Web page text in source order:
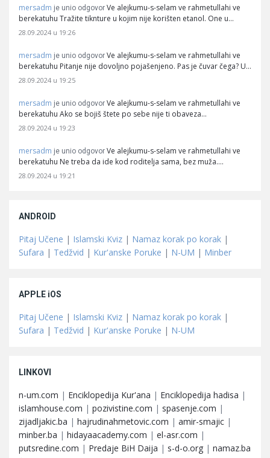
mersadm je unio odgovor Ve alejkumu-s-selam ve rahmetullahi ve
berekatuhu Tražite tiknture u kojim nije korišten etanol. One u…
28.09.2024 u 19:26
mersadm je unio odgovor Ve alejkumu-s-selam ve rahmetullahi ve
berekatuhu Pitanje nije dovoljno pojašenjeno. Pas je čuvar čega? U…
28.09.2024 u 19:25
mersadm je unio odgovor Ve alejkumu-s-selam ve rahmetullahi ve
berekatuhu Ako se bojiš štete po sebe nije ti obaveza…
28.09.2024 u 19:23
mersadm je unio odgovor Ve alejkumu-s-selam ve rahmetullahi ve
berekatuhu Ne treba da ide kod roditelja sama, bez muža.…
28.09.2024 u 19:21
ANDROID
Pitaj Učene | Islamski Kviz | Namaz korak po korak |
Sufara | Tedžvid | Kur'anske Poruke | N-UM | Minber
APPLE iOS
Pitaj Učene | Islamski Kviz | Namaz korak po korak |
Sufara | Tedžvid | Kur'anske Poruke | N-UM
LINKOVI
n-um.com | Enciklopedija Kur'ana | Enciklopedija hadisa |
islamhouse.com | pozivistine.com | spasenje.com |
zijadljakic.ba | hajrudinahmetovic.com | amir-smajic |
minber.ba | hidayaacademy.com | el-asr.com |
putsredine.com | Predaje BiH Daija | s-d-o.org | namaz.ba